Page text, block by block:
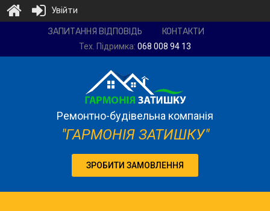
компанія
ЗАПИТАННЯ ВІДПОВІДЬ КОНТАКТИ
Тех. Підримка: 068 008 94 13
Ремонтно-будівельна компанія
"ГАРМОНІЯ ЗАТИШКУ"
ЗРОБИТИ ЗАМОВЛЕННЯ
Увійти